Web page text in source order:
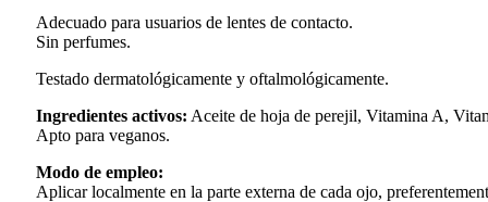
Adecuado para usuarios de lentes de contacto.
Sin perfumes.
Testado dermatológicamente y oftalmológicamente.
Ingredientes activos: Aceite de hoja de perejil, Vitamina A,
Apto para veganos.
Modo de empleo:
Aplicar localmente en la parte externa de cada ojo,